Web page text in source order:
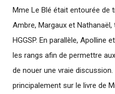
Mme Le Blé était entourée de
Ambre, Margaux et
HGGSP. En parallèle, Apolline
les rangs afin de permettre
de nouer une vraie
principalement sur le livre de